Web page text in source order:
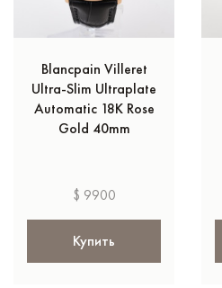
Blancpain Villeret
Ultra-Slim Ultraplate
Automatic 18K Rose
Gold 40mm
$ 9900
Купить